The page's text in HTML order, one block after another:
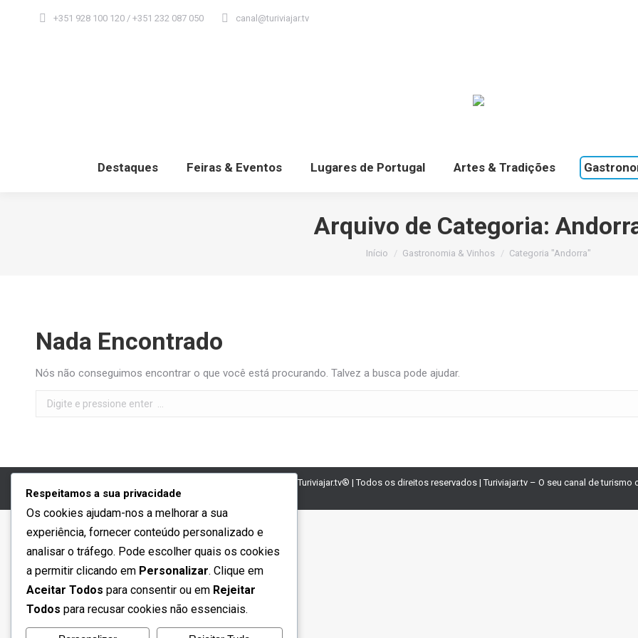
+351 928 100 120 / +351 232 087 050 canal@turiviajar.tv
Destaques Feiras & Eventos Lugares de Portugal Artes & Tradições
Arquivo de Categoria:
Você está aqui:
Início Gastronomia & Vinhos Categoria "Andorra"
Nada Encontrado
Nós não conseguimos encontrar o que você está procurando. Talvez a busca pode ajudar.
Search:
Turiviajar.tv® | Todos os direitos reservados | Turiviajar.tv – O seu canal de turismo
Respeitamos a sua privacidade
Os cookies ajudam-nos a melhorar a sua
experiência, fornecer conteúdo personalizado e
analisar o tráfego. Pode escolher quais os cookies
a permitir clicando em Personalizar. Clique em
Aceitar Todos para consentir ou em Rejeitar
Todos para recusar cookies não essenciais.